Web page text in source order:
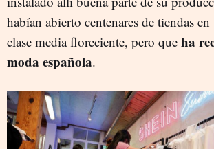
habían abierto centenares de tiendas
clase media floreciente, pero que ha
moda española.